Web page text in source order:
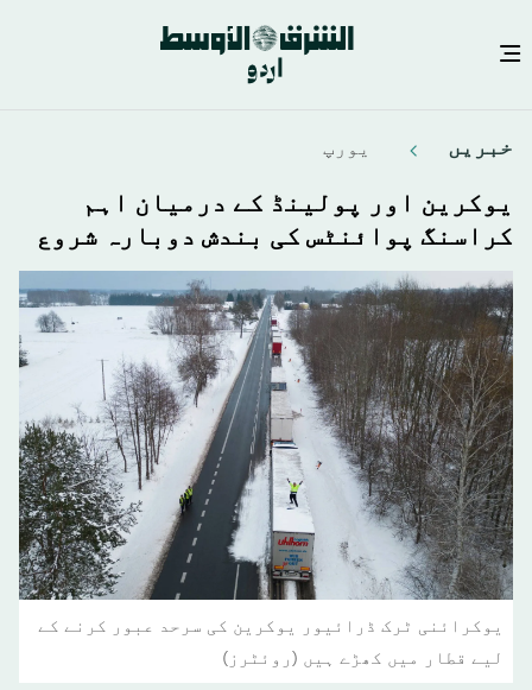
content
خبريں يورپ
یوکرین اور پولینڈ کے درمیان اہم
کراسنگ پوائنٹس کی بندش دوبارہ شروع
یوکرائنی ٹرک ڈرائیور یوکرین کی سرحد عبور کرنے کے
لیے قطار میں کھڑے ہیں (روئٹرز)